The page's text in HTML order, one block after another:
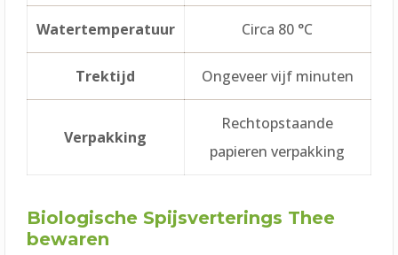
Watertemperatuur Circa 80 °C
Trektijd Ongeveer vijf minuten
Verpakking
Rechtopstaande
papieren verpakking
Biologische Spijsverterings Thee
bewaren